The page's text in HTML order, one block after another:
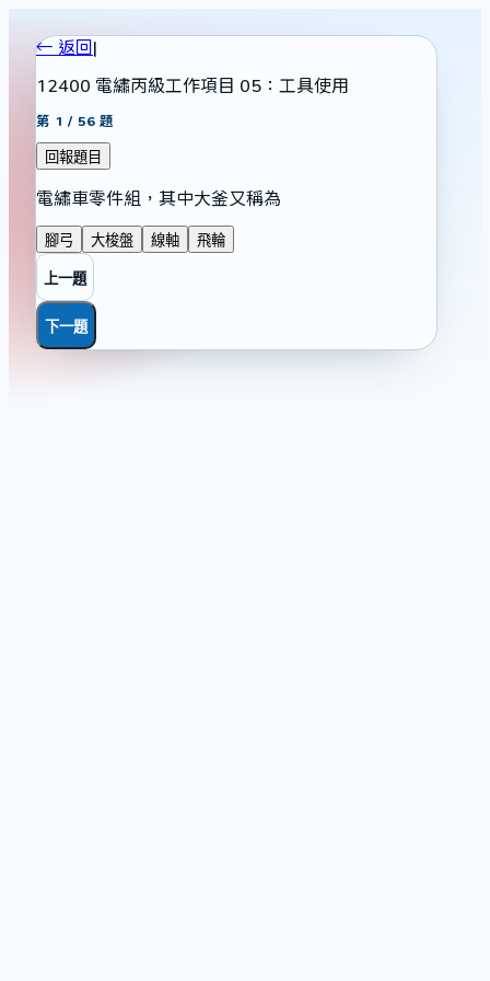
← 返回|
12400 電繡丙級工作項目 05：工具使用
第 1 / 56 題
回報題目
電繡車零件組，其中大釜又稱為
腳弓 大梭盤 線軸 飛輪
上一題
下一題